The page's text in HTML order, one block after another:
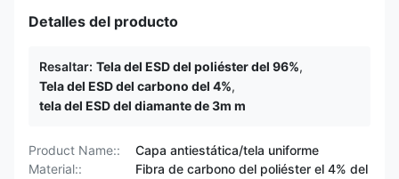
Detalles del producto
Resaltar: Tela del ESD del poliéster del 96%,
Tela del ESD del carbono del 4%,
tela del ESD del diamante de 3m m
Product Name::
Capa antiestática/tela uniforme
Material::
Fibra de carbono del poliéster el 4% del